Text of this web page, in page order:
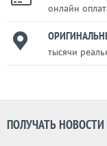
онлайн
тысячи
ПОЛУЧАТЬ